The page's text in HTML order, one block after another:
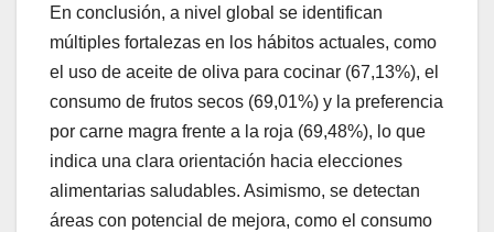
En conclusión, a nivel global se identifican
múltiples fortalezas en los hábitos actuales, como
el uso de aceite de oliva para cocinar (67,13%), el
consumo de frutos secos (69,01%) y la preferencia
por carne magra frente a la roja (69,48%), lo que
indica una clara orientación hacia elecciones
alimentarias saludables. Asimismo, se detectan
áreas con potencial de mejora, como el consumo